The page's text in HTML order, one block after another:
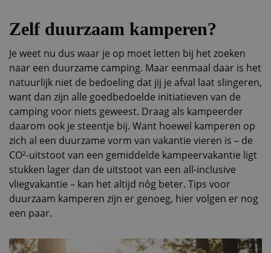
Zelf duurzaam kamperen?
Je weet nu dus waar je op moet letten bij het zoeken
naar een duurzame camping. Maar eenmaal daar is het
natuurlijk niet de bedoeling dat jij je afval laat slingeren,
want dan zijn alle goedbedoelde initiatieven van de
camping voor niets geweest. Draag als kampeerder
daarom ook je steentje bij. Want hoewel kamperen op
zich al een duurzame vorm van vakantie vieren is – de
CO²-uitstoot van een gemiddelde kampeervakantie ligt
stukken lager dan de uitstoot van een all-inclusive
vliegvakantie – kan het altijd nóg beter. Tips voor
duurzaam kamperen zijn er genoeg, hier volgen er nog
een paar.